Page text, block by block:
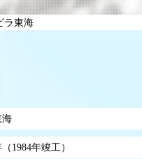
ラ東海
海
1984年竣工）